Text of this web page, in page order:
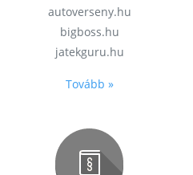
autoverseny.hu
bigboss.hu
jatekguru.hu
Tovább »